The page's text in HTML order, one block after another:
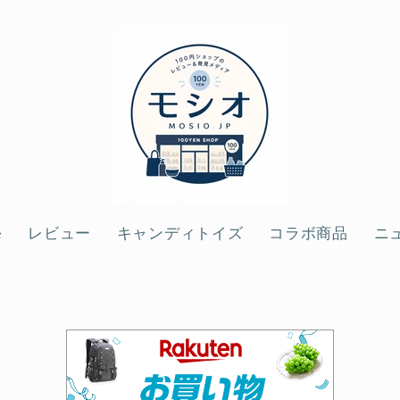
レビュー キャンディトイズ コラボ商品 ニ